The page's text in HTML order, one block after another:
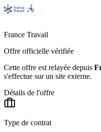
France Travail
Offre officielle vérifiée
Cette offre est relayée depuis
s'effectue sur un site externe.
Détails de l'offre
Type de contrat